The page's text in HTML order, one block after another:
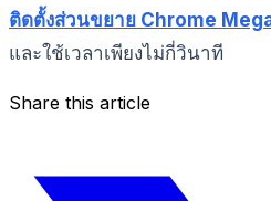
ติดตั้งส่วนขยาย Chrome
และใช้เวลาเพียงไม่กี่วินาที
Share this article